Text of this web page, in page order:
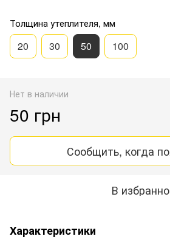
Толщина утеплителя, мм
20 30 50 100
Нет в наличии
50 грн
Сообщить, когда
В
Характеристики